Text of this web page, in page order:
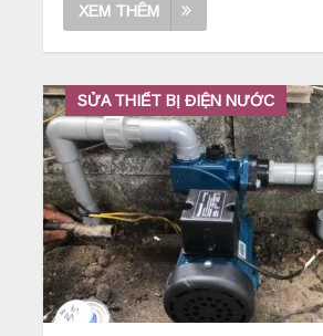
XEM THÊM
SỬA THIẾT BỊ ĐIỆN NƯỚC